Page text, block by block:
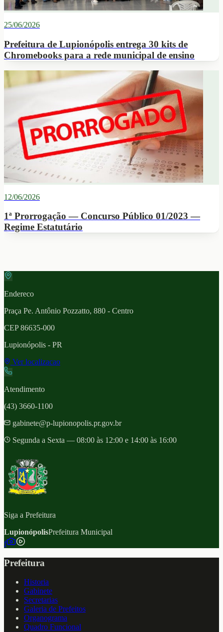
25/06/2026
Prefeitura de Lupionópolis entrega 30 kits de
Chromebooks para a rede municipal de ensino
12/06/2026
1ª Prorrogação — Concurso Público 01/2023 —
Regime Estatutário
Endereco
Praça Pe. Antônio Pozzatto, 880 - Centro
CEP86635-000
Lupionópolis - PR
Ver localizacao
Atendimento
(43) 3660-1100
gabinete@p-lupionopolis.pr.gov.br
Segunda a Sexta — 08:00 às 12:00 e 14:00 às 16:00
Siga a Prefeitura
LupionópolisPrefeitura Municipal
f
Prefeitura
Historia
Gabinete
Secretarias
Galeria de Prefeitos
Organograma
Quadro Funcional